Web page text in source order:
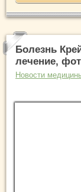
Болезнь
лечение,
Новости